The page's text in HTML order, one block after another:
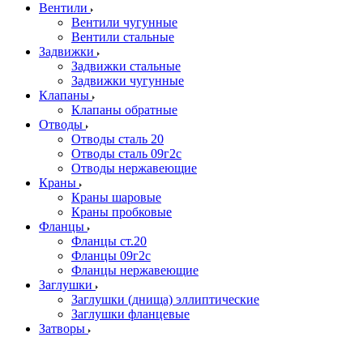
Вентили
Вентили чугунные
Вентили стальные
Задвижки
Задвижки стальные
Задвижки чугунные
Клапаны
Клапаны обратные
Отводы
Отводы сталь 20
Отводы сталь 09г2с
Отводы нержавеющие
Краны
Краны шаровые
Краны пробковые
Фланцы
Фланцы ст.20
Фланцы 09г2с
Фланцы нержавеющие
Заглушки
Заглушки (днища) эллиптические
Заглушки фланцевые
Затворы